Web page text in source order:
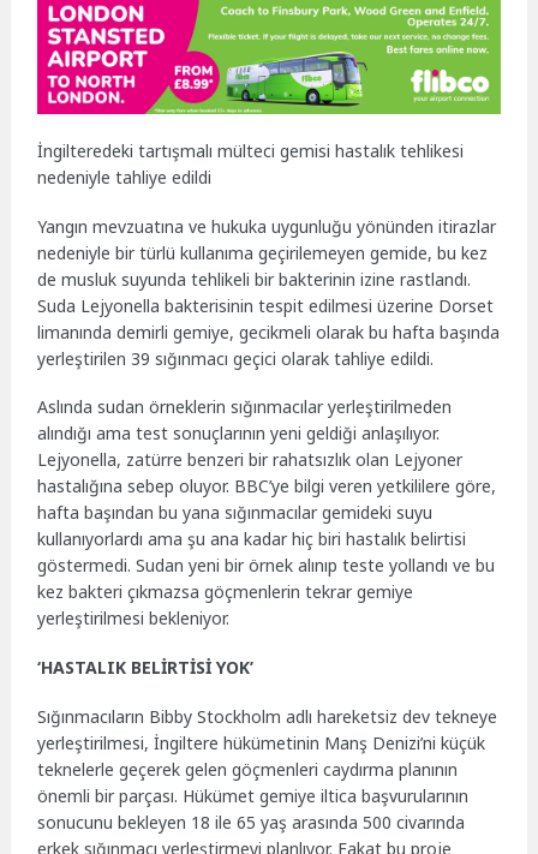
İngilteredeki tartışmalı mülteci gemisi hastalık tehlikesi
nedeniyle tahliye edildi
Yangın mevzuatına ve hukuka uygunluğu yönünden itirazlar
nedeniyle bir türlü kullanıma geçirilemeyen gemide, bu kez
de musluk suyunda tehlikeli bir bakterinin izine rastlandı.
Suda Lejyonella bakterisinin tespit edilmesi üzerine Dorset
limanında demirli gemiye, gecikmeli olarak bu hafta başında
yerleştirilen 39 sığınmacı geçici olarak tahliye edildi.
Aslında sudan örneklerin sığınmacılar yerleştirilmeden
alındığı ama test sonuçlarının yeni geldiği anlaşılıyor.
Lejyonella, zatürre benzeri bir rahatsızlık olan Lejyoner
hastalığına sebep oluyor. BBC’ye bilgi veren yetkililere göre,
hafta başından bu yana sığınmacılar gemideki suyu
kullanıyorlardı ama şu ana kadar hiç biri hastalık belirtisi
göstermedi. Sudan yeni bir örnek alınıp teste yollandı ve bu
kez bakteri çıkmazsa göçmenlerin tekrar gemiye
yerleştirilmesi bekleniyor.
‘HASTALIK BELİRTİSİ YOK’
Sığınmacıların Bibby Stockholm adlı hareketsiz dev tekneye
yerleştirilmesi, İngiltere hükümetinin Manş Denizi’ni küçük
teknelerle geçerek gelen göçmenleri caydırma planının
önemli bir parçası. Hükümet gemiye iltica başvurularının
sonucunu bekleyen 18 ile 65 yaş arasında 500 civarında
erkek sığınmacı yerleştirmeyi planlıyor. Fakat bu proje